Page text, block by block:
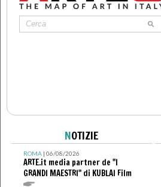
NOTIZIE
ROMA| 06/08/2026
ARTE.it media partner de "I
GRANDI MAESTRI" di KUBLAI Film